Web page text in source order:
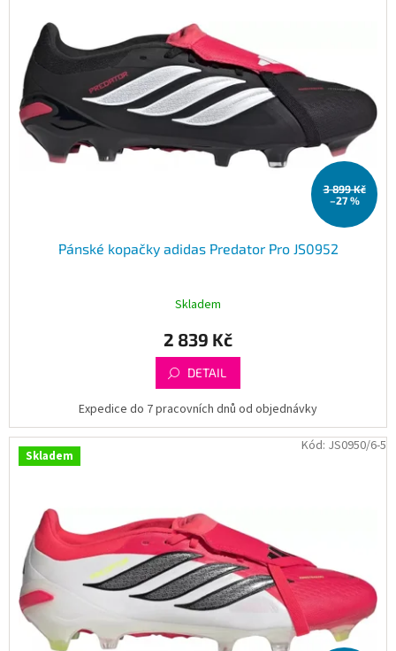
3 899 Kč
–27 %
Pánské kopačky adidas Predator Pro JS0952
Skladem
2 839 Kč
DETAIL
Expedice do 7 pracovních dnů od objednávky
Skladem
Kód: JS0950/6-5